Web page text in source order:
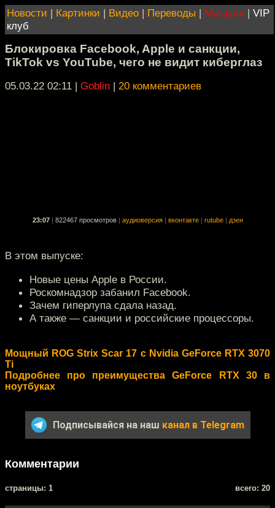
Новости | Картинки | Видео | Переводы | Магазин | VIP
клуб
Блокировка Facebook, Apple и санкции,
TikTok vs YouTube, чего не видит киберглаз
05.03.22 02:11 | Goblin | 20 комментариев
23:07 822467 просмотров аудиоверсия вконтакте rutube дзен
В этом выпуске:
Новые цены Apple в России.
Роскомнадзор забанил Facebook.
Зачем гиперлупа сдала назад.
А также — санкции и российские процессоры.
Мощный ROG Strix Scar 17 c Nvidia GeForce RTX 3070
Ti
Подробнее про преимущества GeForce RTX 30 в
ноутбуках
Подписывайся на наш канал в Telegram
Комментарии
cтраницы: 1 всего: 20